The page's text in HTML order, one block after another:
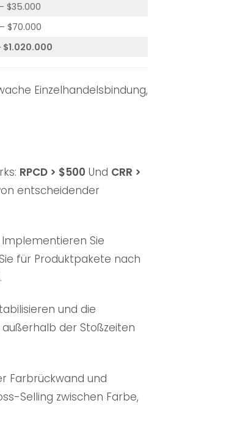
$35.000
$70.000
Einzelhandelsbindung,
RPCD > $500 Und CRR >
entscheidender
Sie
für Produktpakete nach
und die
der Stoßzeiten
Farbrückwand und
Selling zwischen Farbe,